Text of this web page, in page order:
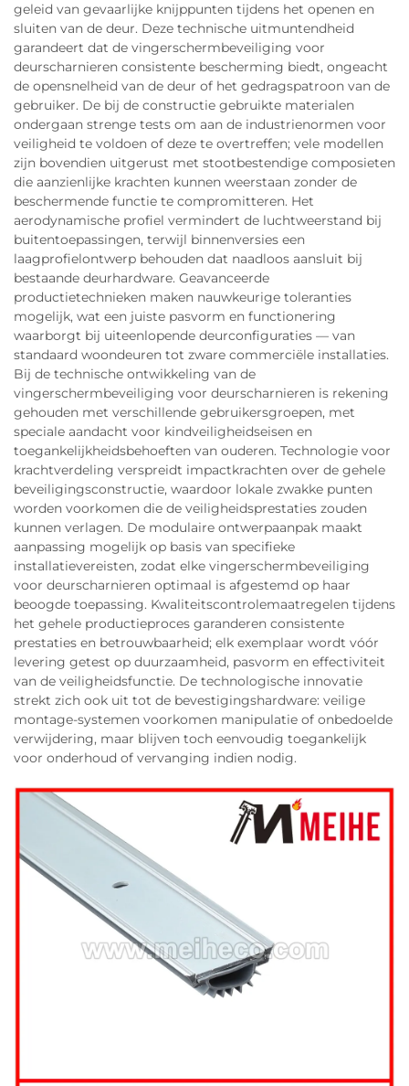
geleid van gevaarlijke knijppunten tijdens het openen en
sluiten van de deur. Deze technische uitmuntendheid
garandeert dat de vingerschermbeveiliging voor
deurscharnieren consistente bescherming biedt, ongeacht
de opensnelheid van de deur of het gedragspatroon van de
gebruiker. De bij de constructie gebruikte materialen
ondergaan strenge tests om aan de industrienormen voor
veiligheid te voldoen of deze te overtreffen; vele modellen
zijn bovendien uitgerust met stootbestendige composieten
die aanzienlijke krachten kunnen weerstaan zonder de
beschermende functie te compromitteren. Het
aerodynamische profiel vermindert de luchtweerstand bij
buitentoepassingen, terwijl binnenversies een
laagprofielontwerp behouden dat naadloos aansluit bij
bestaande deurhardware. Geavanceerde
productietechnieken maken nauwkeurige toleranties
mogelijk, wat een juiste pasvorm en functionering
waarborgt bij uiteenlopende deurconfiguraties — van
standaard woondeuren tot zware commerciële installaties.
Bij de technische ontwikkeling van de
vingerschermbeveiliging voor deurscharnieren is rekening
gehouden met verschillende gebruikersgroepen, met
speciale aandacht voor kindveiligheidseisen en
toegankelijkheidsbehoeften van ouderen. Technologie voor
krachtverdeling verspreidt impactkrachten over de gehele
beveiligingsconstructie, waardoor lokale zwakke punten
worden voorkomen die de veiligheidsprestaties zouden
kunnen verlagen. De modulaire ontwerpaanpak maakt
aanpassing mogelijk op basis van specifieke
installatievereisten, zodat elke vingerschermbeveiliging
voor deurscharnieren optimaal is afgestemd op haar
beoogde toepassing. Kwaliteitscontrolemaatregelen tijdens
het gehele productieproces garanderen consistente
prestaties en betrouwbaarheid; elk exemplaar wordt vóór
levering getest op duurzaamheid, pasvorm en effectiviteit
van de veiligheidsfunctie. De technologische innovatie
strekt zich ook uit tot de bevestigingshardware: veilige
montage-systemen voorkomen manipulatie of onbedoelde
verwijdering, maar blijven toch eenvoudig toegankelijk
voor onderhoud of vervanging indien nodig.